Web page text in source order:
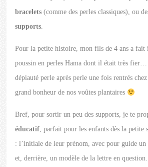
bracelets (comme des perles classiques), ou
supports.
Pour la petite histoire, mon fils de 4 ans a fait
poussin en perles Hama dont il était très fier…
dépiauté perle après perle une fois rentrés
grand bonheur de nos voûtes plantaires
Bref, pour sortir un peu des supports, je te
éducatif, parfait pour les enfants dès la petite
: l’initiale de leur prénom, avec pour guide un
et, derrière, un modèle de la lettre en